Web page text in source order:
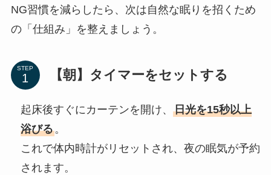
NG習慣を減らしたら、次は自然な眠りを招くため
の「仕組み」を整えましょう。
STEP 【朝】タイマーをセットする
起床後すぐにカーテンを開け、 日光を15秒以上
浴びる。
これで体内時計がリセットされ、夜の眠気が予約
されます。